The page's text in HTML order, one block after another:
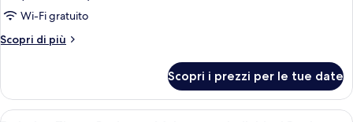
Bedroom
Suite
Wi-Fi gratuito
Scopri di più
Altri
Standard
One-
Scopri i prezzi per le tue date
Apri
Un ampio soggiorno con vista su